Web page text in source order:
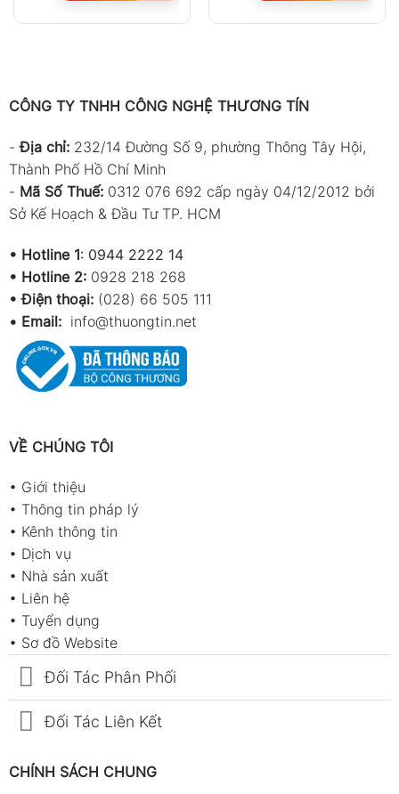
CÔNG TY TNHH CÔNG NGHỆ THƯƠNG TÍN
-Địa chỉ: 232/14 Đường Số 9, phường Thông Tây Hội,
Thành Phố Hồ Chí Minh
- Mã Số Thuế: 0312 076 692 cấp ngày 04/12/2012 bởi
Sở Kế Hoạch & Đầu Tư TP. HCM
• Hotline 1: 0944 2222 14
• Hotline 2: 0928 218 268
• Điện thoại: (028) 66 505 111
• Email: info@thuongtin.net
VỀ CHÚNG TÔI
• Giới thiệu
• Thông tin pháp lý
• Kênh thông tin
• Dịch vụ
• Nhà sản xuất
• Liên hệ
• Tuyển dụng
• Sơ đồ Website
Đối Tác Phân Phối
Đối Tác Liên Kết
CHÍNH SÁCH CHUNG